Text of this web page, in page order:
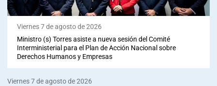
Viernes 7 de agosto de 2026
Ministro (s) Torres asiste a nueva sesión del Comité
Interministerial para el Plan de Acción Nacional sobre
Derechos Humanos y Empresas
Viernes 7 de agosto de 2026